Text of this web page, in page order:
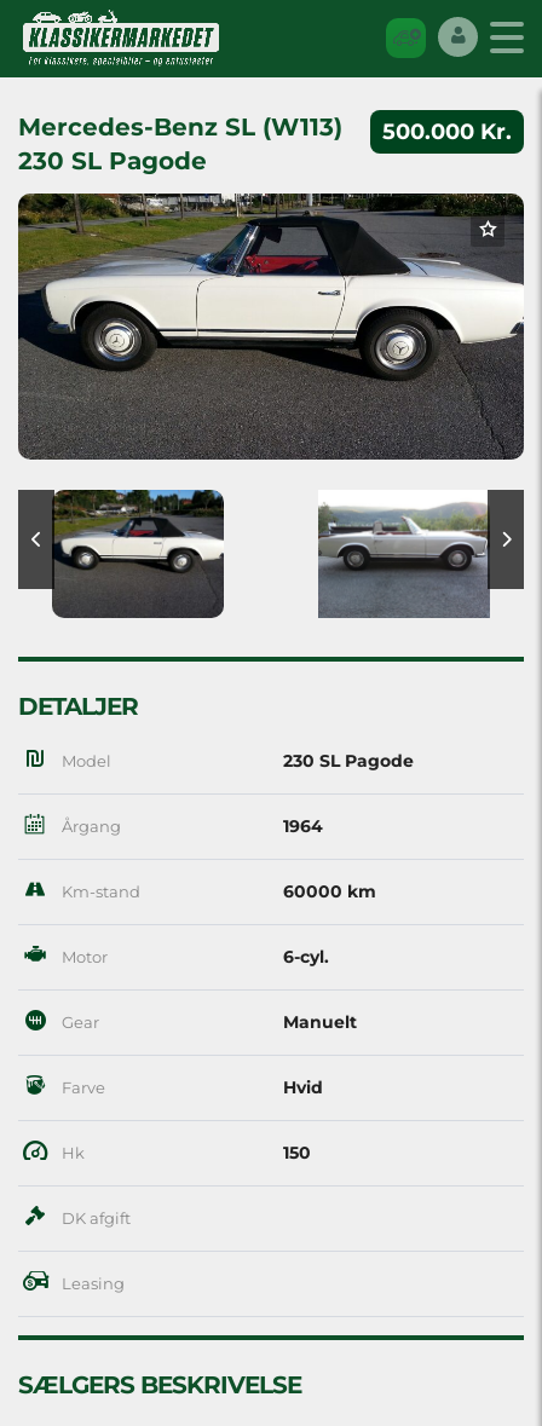
500.000 Kr.
Mercedes-Benz SL (W113)
230 SL Pagode
DETALJER
Model 230 SL Pagode
Årgang 1964
Km-stand 60000 km
Motor 6-cyl.
Gear Manuelt
Farve Hvid
Hk 150
DK afgift
Leasing
SÆLGERS BESKRIVELSE